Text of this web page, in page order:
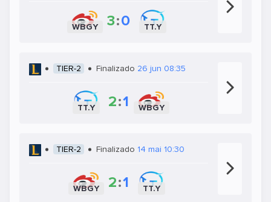
WBGY 3:0 TT.Y
TIER-2 Finalizado 26 jun 08:35
TT.Y 2:1 WBGY
TIER-2 Finalizado 14 mai 10:30
WBGY 2:1 TT.Y